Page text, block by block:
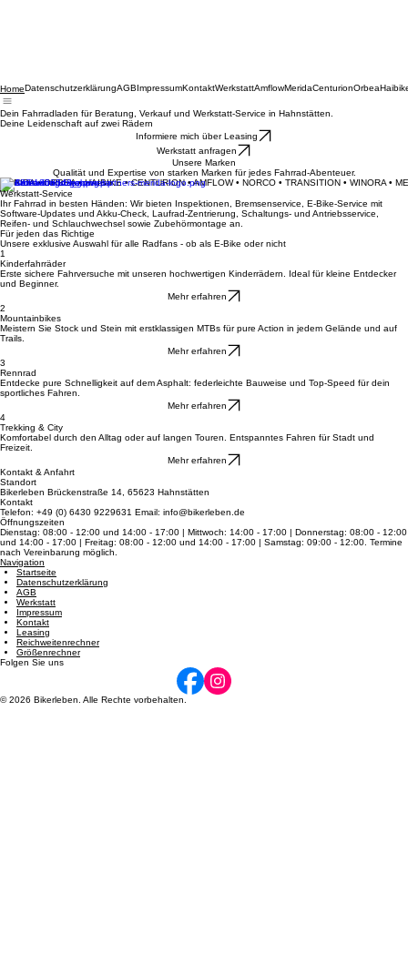
HomeDatenschutzerklärungAGB ImpressumKontaktWerkstattAmflowMeridaCenturion
Dein Fahrradladen für Beratung, Verkauf und Werkstatt-Service in Hahnstätten.
Informiere mich über Leasing
Werkstatt anfragen
Qualität und Expertise von starken Marken für jedes Fahrrad-Abenteuer.
MERIDA • ORBEA • HAIBIKE • CENTURION • AMFLOW • NORCO • TRANSITION • WINORA •
Werkstatt-Service
Ihr Fahrrad in besten Händen: Wir bieten Inspektionen, Bremsenservice, E-Bike-Service mit
Software-Updates und Akku-Check, Laufrad-Zentrierung, Schaltungs- und Antriebsservice,
Reifen- und Schlauchwechsel sowie Zubehörmontage an.
Für jeden das Richtige
Unsere exklusive Auswahl für alle Radfans - ob als E-Bike oder nicht
1
Erste sichere Fahrversuche mit unseren hochwertigen Kinderrädern. Ideal für kleine Entdecker
und Beginner.
Mehr erfahren
2
Meistern Sie Stock und Stein mit erstklassigen MTBs für pure Action in jedem Gelände und auf
Trails.
Mehr erfahren
3
Entdecke pure Schnelligkeit auf dem Asphalt: federleichte Bauweise und Top-Speed für dein
sportliches Fahren.
Mehr erfahren
4
Komfortabel durch den Alltag oder auf langen Touren. Entspanntes Fahren für Stadt und
Freizeit.
Mehr erfahren
Kontakt & Anfahrt
Standort
Bikerleben Brückenstraße 14, 65623 Hahnstätten
Kontakt
Telefon: +49 (0) 6430 9229631 Email: info@bikerleben.de
Öffnungszeiten
Dienstag: 08:00 - 12:00 und 14:00 - 17:00 | Mittwoch: 14:00 - 17:00 | Donnerstag: 08:00 - 12:00
und 14:00 - 17:00 | Freitag: 08:00 - 12:00 und 14:00 - 17:00 | Samstag: 09:00 - 12:00. Termine
nach Vereinbarung möglich.
Navigation
Startseite
Datenschutzerklärung
AGB
Werkstatt
Impressum
Kontakt
Leasing